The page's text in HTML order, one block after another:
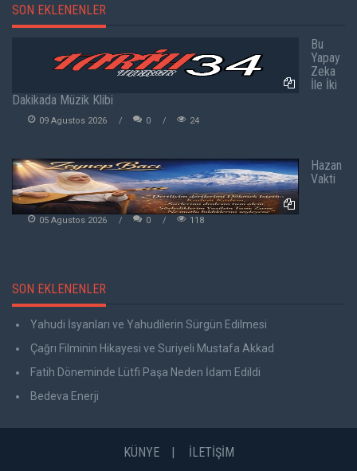
SON EKLENENLER
Bu
Yapay
Zeka
İle İki
Dakikada Müzik Klibi
09 Agustos 2026 0 24
Hazan
Vakti
05 Agustos 2026 0 118
SON EKLENENLER
Yahudi İsyanları ve Yahudilerin Sürgün Edilmesi
Çağrı Filminin Hikayesi ve Suriyeli Mustafa Akkad
Fatih Döneminde Lütfi Paşa Neden İdam Edildi
Bedeva Enerji
KÜNYE İLETİŞİM